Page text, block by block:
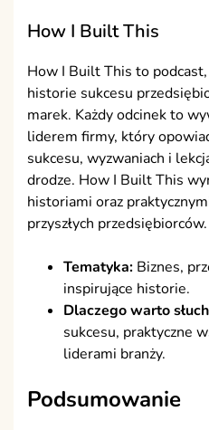
How I Built This
How I Built This to
historie sukcesu
marek. Każdy odcinek to
liderem firmy, który
sukcesu, wyzwaniach i
drodze. How I Built This
historiami oraz
przyszłych przedsiębiorców.
Tematyka: Biznes,
inspirujące historie.
Dlaczego warto
sukcesu, praktyczne
liderami branży.
Podsumowanie